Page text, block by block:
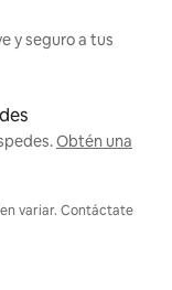
y seguro a tus
Obtén una
variar. Contáctate